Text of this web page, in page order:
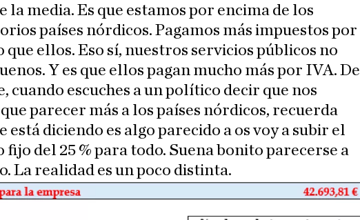
la media. Es que estamos por encima de los
países nórdicos. Pagamos más impuestos por
que ellos. Eso sí, nuestros servicios públicos no
Y es que ellos pagan mucho más por IVA. De
cuando escuches a un político decir que nos
parecer más a los países nórdicos, recuerda
está diciendo es algo parecido a os voy a subir el
fijo del 25 % para todo. Suena bonito parecerse a
La realidad es un poco distinta.